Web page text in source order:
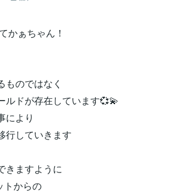
かぁちゃん！
ものではなく
ルドが存在しています💞💫
により
行していきます
きますように
トからの